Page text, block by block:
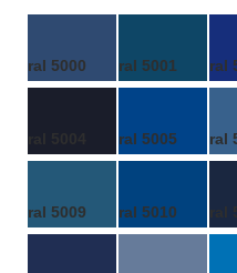
ral 5000 ral 5001 ral
ral 5005 ral
ral 5009 ral 5010